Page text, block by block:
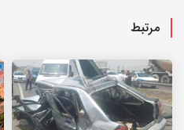
مرتبط